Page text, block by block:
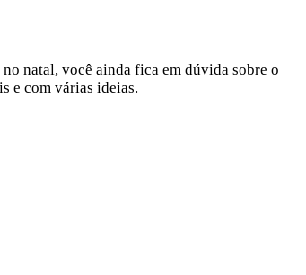
natal, você ainda fica em dúvida sobre o
e com várias ideias.